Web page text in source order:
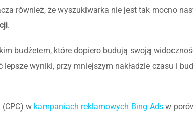
również, że wyszukiwarka nie jest tak mocno
.
budżetem, które dopiero budują swoją
wyniki, przy mniejszym nakładzie czasu i
(CPC) w kampaniach reklamowych Bing Ads w